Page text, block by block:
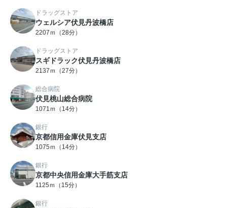
ドラッグストア
ウェルシア伏見丹波橋店
2207ｍ（28分）
ドラッグストア
スギドラック伏見丹波橋店
2137ｍ（27分）
総合病院
伏見桃山総合病院
1071ｍ（14分）
銀行
京都信用金庫伏見支店
1075ｍ（14分）
銀行
京都中央信用金庫大手筋支店
1125ｍ（15分）
銀行